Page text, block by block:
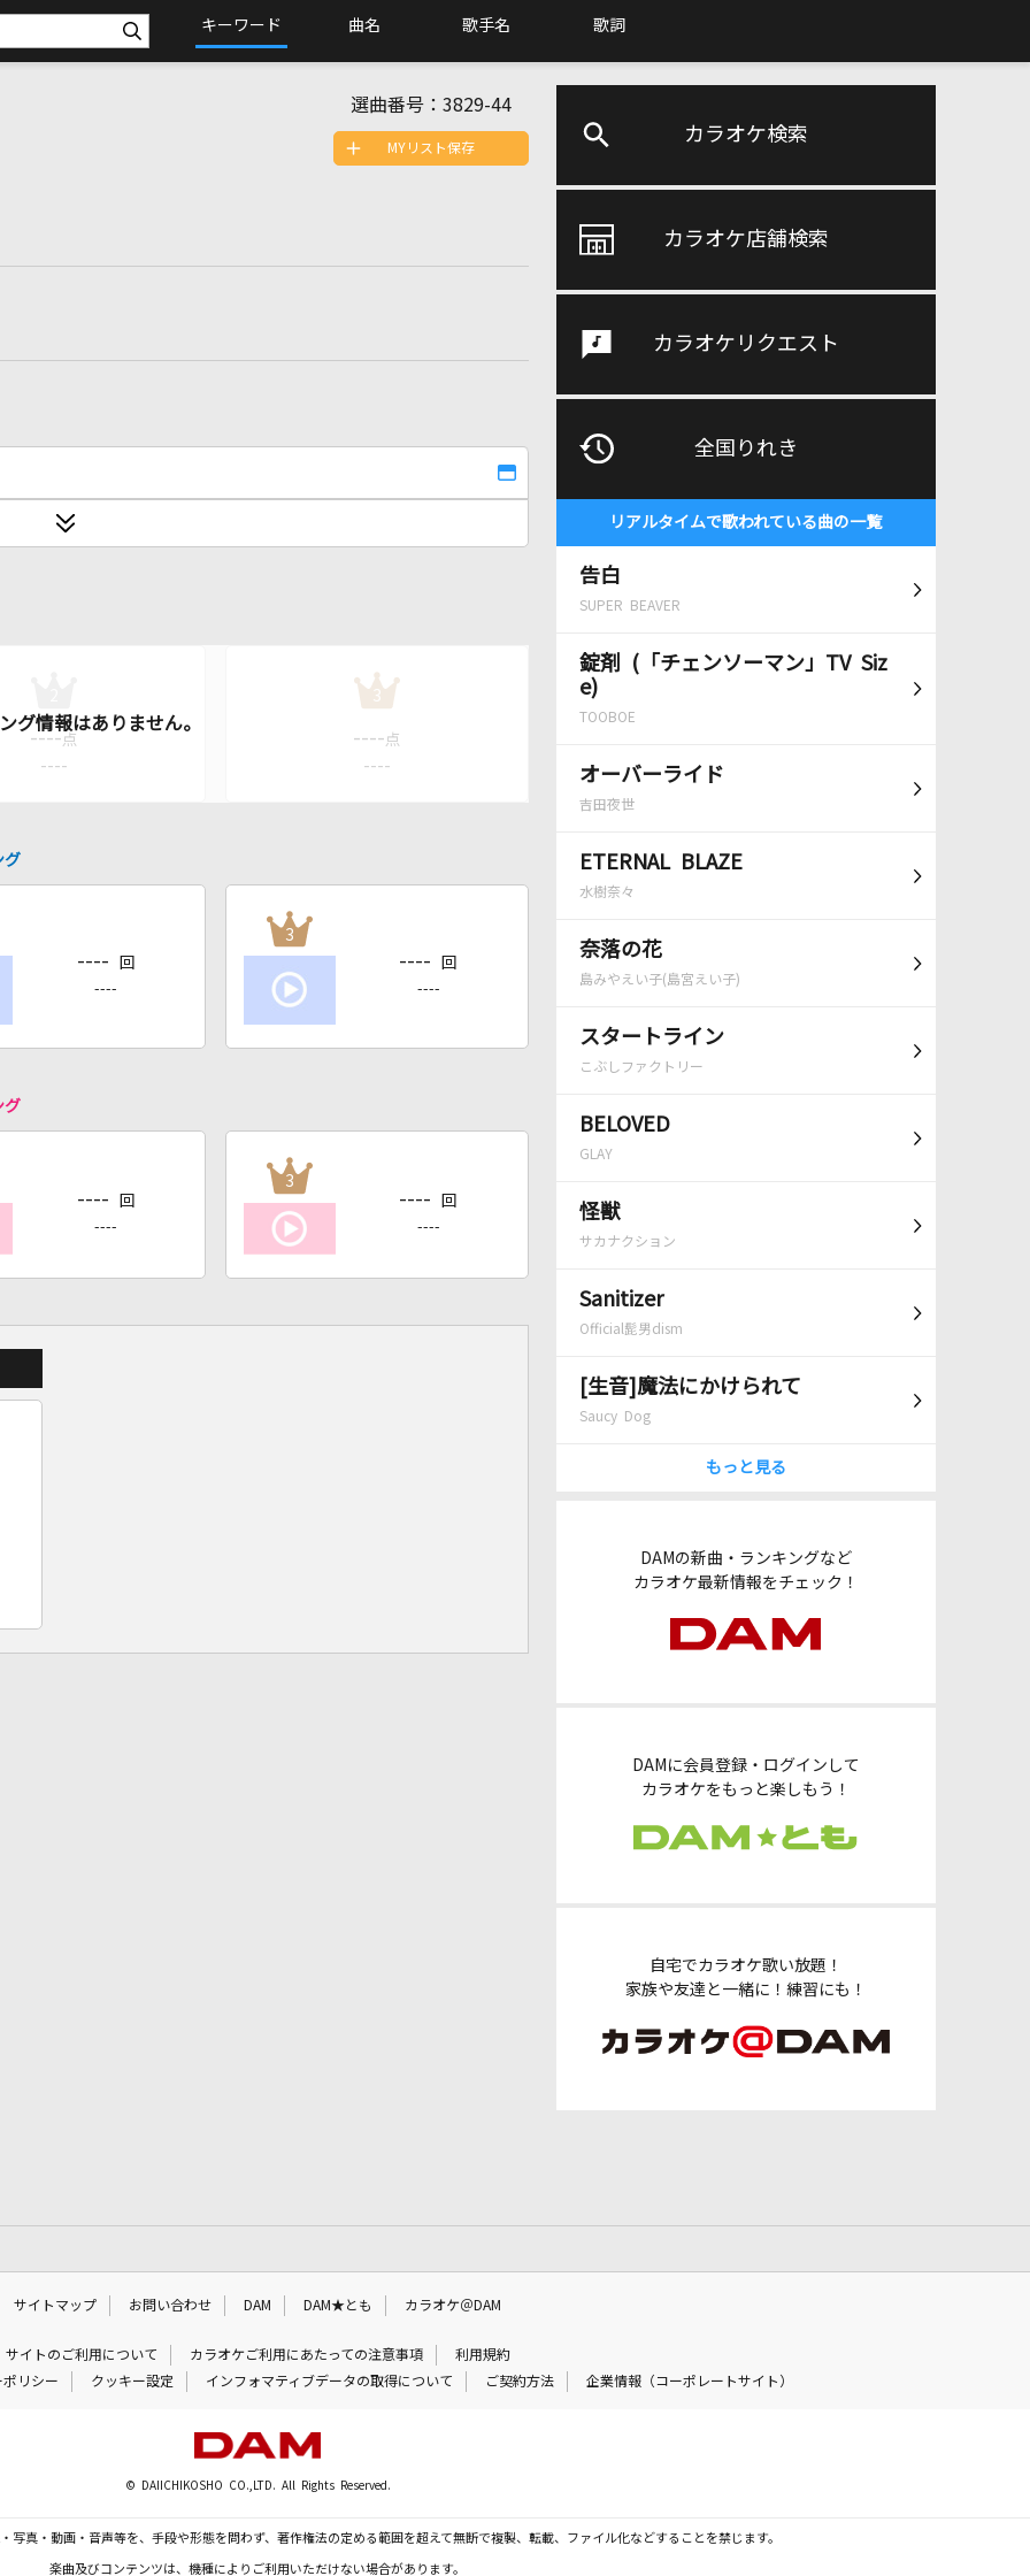
キーワード 曲名 歌手名 歌詞
カラオケ検索
カラオケ店舗検索
カラオケリクエスト
全国りれき
リアルタイムで歌われている曲の一覧
告白
SUPER BEAVER
錠剤 (「チェンソーマン」TV Siz
e)
TOOBOE
オーバーライド
吉田夜世
ETERNAL BLAZE
水樹奈々
奈落の花
島みやえい子(島宮えい子)
スタートライン
こぶしファクトリー
BELOVED
GLAY
怪獣
サカナクション
Sanitizer
Official髭男dism
[生音]魔法にかけられて
Saucy Dog
もっと見る
DAMの新曲・ランキングなど
カラオケ最新情報をチェック！
DAMに会員登録・ログインして
カラオケをもっと楽しもう！
自宅でカラオケ歌い放題！
家族や友達と一緒に！練習にも！
選曲番号： 3829-44
MYリスト保存
---- 点
----
3
---- 点
----
グ
---- 回
----
3
---- 回
----
グ
---- 回
----
3
---- 回
----
サイトマップ お問い合わせ DAM DAM★とも カラオケ＠DAM
サイトのご利用について カラオケご利用にあたっての注意事項
利用規約
リシー
クッキー設定 インフォマティブデータの取得について ご契約方法 企業情報（コーポレートサイト）
© DAIICHIKOSHO CO.,LTD. All Rights Reserved.
写真・動画・音声等を、手段や形態を問わず、著作権法の定める範囲を超えて無断で複製、転載、ファイル化などすることを禁じます。
楽曲及びコンテンツは、機種によりご利用いただけない場合があります。